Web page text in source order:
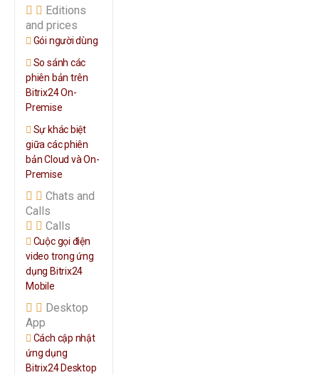
Editions
and prices
Gói người dùng
So sánh các
phiên bản trên
Bitrix24 On-
Premise
Sự khác biệt
giữa các phiên
bản Cloud và On-
Premise
Chats and
Calls
Calls
Cuộc gọi điện
video trong ứng
dụng Bitrix24
Mobile
Desktop
App
Cách cập nhật
ứng dụng
Bitrix24 Desktop